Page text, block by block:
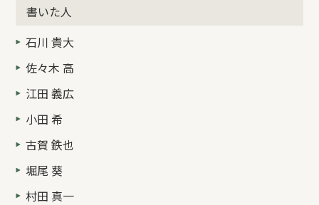
書いた人
石川 貴大
佐々木 高
江田 義広
小田 希
古賀 鉄也
堀尾 葵
村田 真一